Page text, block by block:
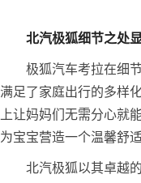
北汽极狐细节之处
极狐汽车考拉在细
满足了家庭出行的多样
上让妈妈们无需分心就
为宝宝营造一个温馨舒
北汽极狐以其卓越